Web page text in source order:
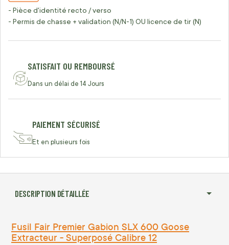
- Pièce d'identité recto / verso
- Permis de chasse + validation (N/N-1) OU licence de tir (N)
SATISFAIT OU REMBOURSÉ
Dans un délai de 14 Jours
PAIEMENT SÉCURISÉ
Et en plusieurs fois
DESCRIPTION DÉTAILLÉE
Fusil Fair Premier Gabion SLX 600 Goose
Extracteur - Superposé Calibre 12